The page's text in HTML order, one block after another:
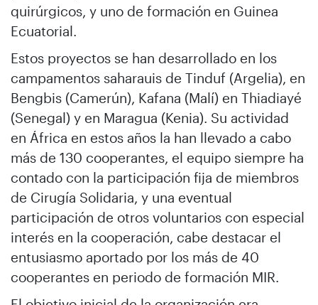
quirúrgicos, y uno de formación en Guinea
Ecuatorial.
Estos proyectos se han desarrollado en los
campamentos saharauis de Tinduf (Argelia), en
Bengbis (Camerún), Kafana (Malí) en Thiadiayé
(Senegal) y en Maragua (Kenia). Su actividad
en África en estos años la han llevado a cabo
más de 130 cooperantes, el equipo siempre ha
contado con la participación fija de miembros
de Cirugía Solidaria, y una eventual
participación de otros voluntarios con especial
interés en la cooperación, cabe destacar el
entusiasmo aportado por los más de 40
cooperantes en periodo de formación MIR.